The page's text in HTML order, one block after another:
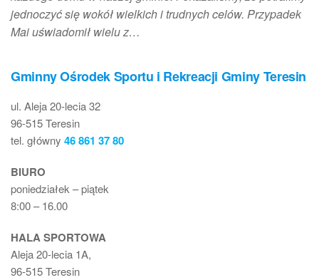
jednoczyć się wokół wielkich i trudnych celów. Przypadek
Mai uświadomił wielu z…
Gminny Ośrodek Sportu i Rekreacji Gminy Teresin
ul. Aleja 20-lecia 32
96-515 Teresin
tel. główny 46 861 37 80
BIURO
poniedziałek – piątek
8:00 – 16.00
HALA SPORTOWA
Aleja 20-lecia 1A,
96-515 Teresin